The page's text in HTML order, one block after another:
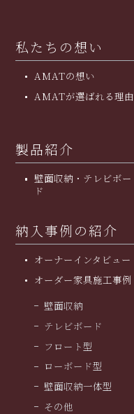
私たちの想い
AMATの想い
AMATが選ばれる理由
製品紹介
壁面収納・テレビボー
ド
納入事例の紹介
オーナーインタビュー
オーダー家具施工事例
壁面収納
テレビボード
フロート型
ローボード型
壁面収納一体型
その他